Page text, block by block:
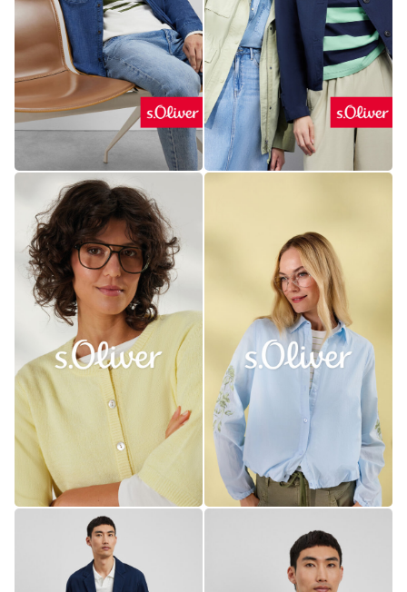
gewährleisten.
Analytisch
Sie werden
verwendet,
um
Daten über
den Verkehr
auf unserer
Website zu
sammeln.
Personalisiert
Damit die
Website
reibungslos
läuft und Ihnen
alles so zeigt,
wie es sollte.